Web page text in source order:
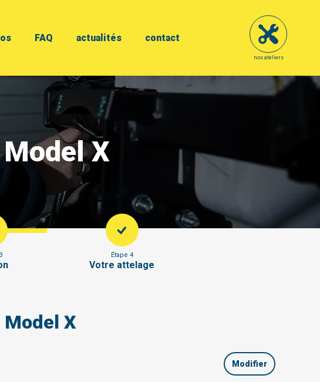
FAQ actualités contact
nos ateliers
X
Étape 4
Votre attelage
X
Modifier